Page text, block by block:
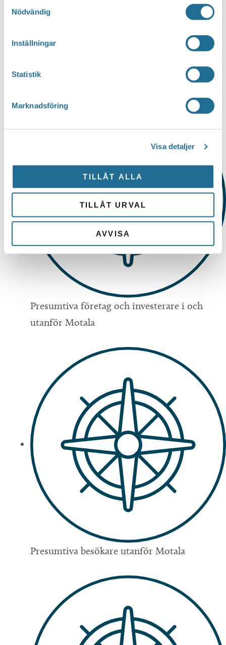
Nödvändig
Inställningar
Statistik
Marknadsföring
Visa detaljer
TILLÅT ALLA
TILLÅT URVAL
AVVISA
Befintligt näringsliv i Motala
Presumtiva företag och investerare i och
utanför Motala
Presumtiva besökare utanför Motala